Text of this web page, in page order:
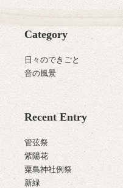
Category
日々のできごと
音の風景
Recent Entry
管弦祭
紫陽花
粟島神社例祭
新緑